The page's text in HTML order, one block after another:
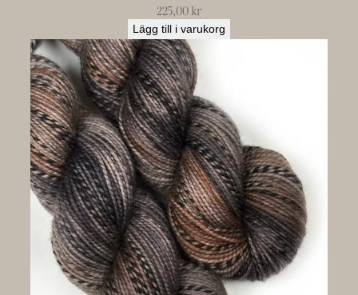
225,00kr
Lägg till i varukorg